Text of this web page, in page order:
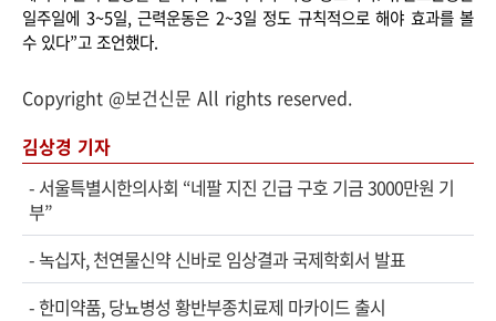
일주일에 3~5일, 근력운동은 2~3일 정도 규칙적으로 해야 효과를 볼
수 있다”고 조언했다.
Copyright @보건신문 All rights reserved.
김상경 기자
- 서울특별시한의사회 “네팔 지진 긴급 구호 기금 3000만원 기
부”
-녹십자, 천연물신약 신바로 임상결과 국제학회서 발표
- 한미약품, 당뇨병성 황반부종치료제 마카이드 출시